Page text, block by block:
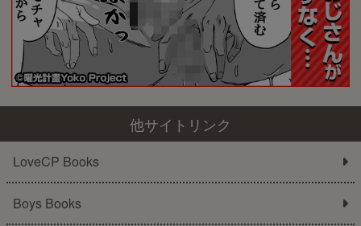
他サイトリンク
LoveCP Books
Boys Books